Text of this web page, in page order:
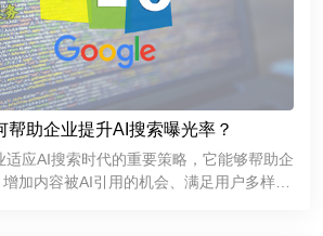
帮助企业提升AI搜索曝光率？
适应AI搜索时代的重要策略，它能够帮助企
加内容被AI引用的机会、满足用户多样化